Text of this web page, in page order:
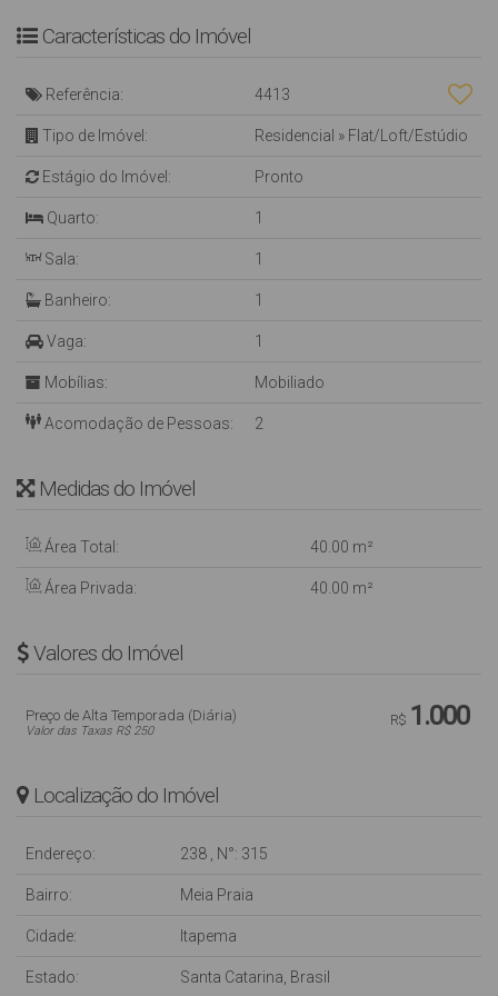
* Portão eletrônico
* Piscina adulto e infantil
* Espelho d' água
* Playground
* Sala de jogos
* Lounge
Características do Imóvel
Referência: 4413
Tipo de Imóvel: Residencial » Flat/Loft/Estúdio
Estágio do Imóvel: Pronto
Quarto: 1
Sala: 1
Banheiro: 1
Vaga: 1
Mobílias: Mobiliado
Acomodação de Pessoas: 2
Medidas do Imóvel
Área Total: 40 .00 m²
Área Privada: 40 .00 m²
Valores do Imóvel
R$ 1.000
Preço de Alta Temporada (Diária)
Valor das Taxas R$ 250
Localização do Imóvel
Endereço: 238 N°: 315
Bairro: Meia Praia
Cidade: Itapema
Estado: Santa Catarina, Brasil